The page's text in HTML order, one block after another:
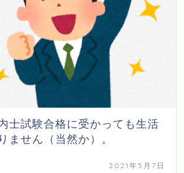
士試験合格に受かっても生活
ません（当然か）。
2021年5月7日